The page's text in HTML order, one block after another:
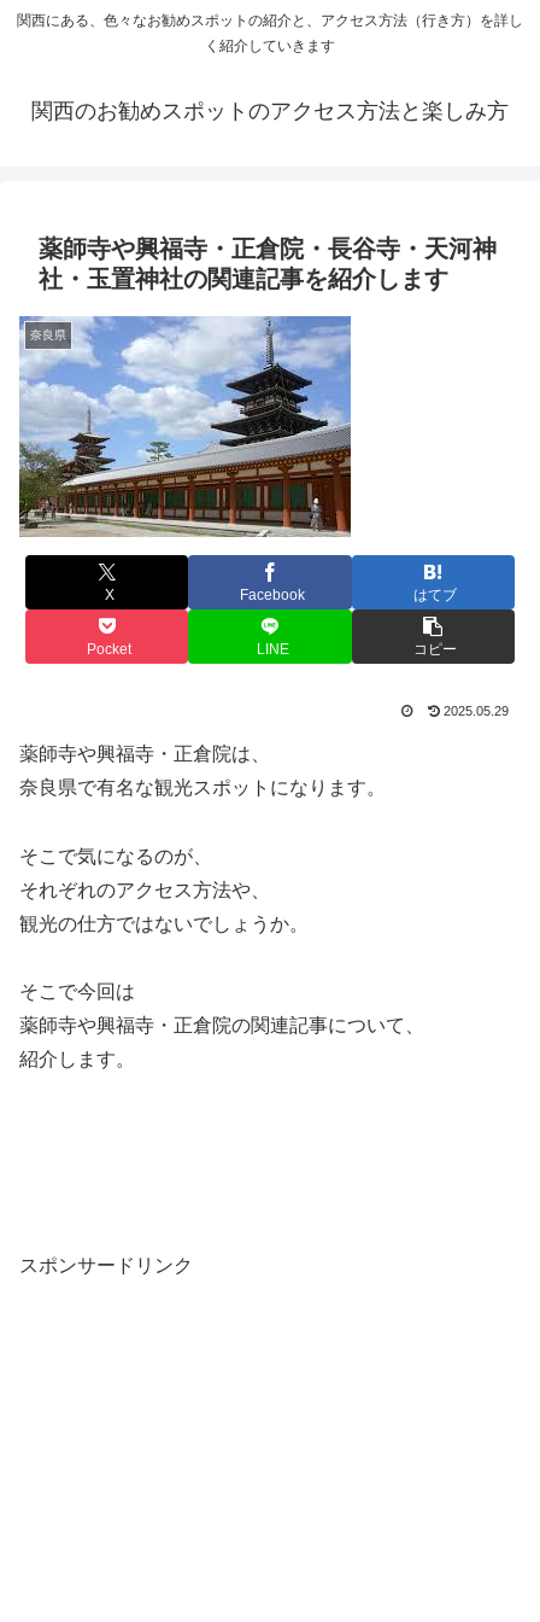
関西にある、色々なお勧めスポットの紹介と、アクセス方法（行き方）を詳し
く紹介していきます
関西のお勧めスポットのアクセス方法と楽しみ方
薬師寺や興福寺・正倉院・長谷寺・天河神
社・玉置神社の関連記事を紹介します
奈良県
X Facebook はてブ
Pocket LINE コピー
2025.05.29
薬師寺や興福寺・正倉院は、
奈良県で有名な観光スポットになります。
そこで気になるのが、
それぞれのアクセス方法や、
観光の仕方ではないでしょうか。
そこで今回は
薬師寺や興福寺・正倉院の関連記事について、
紹介します。
スポンサードリンク